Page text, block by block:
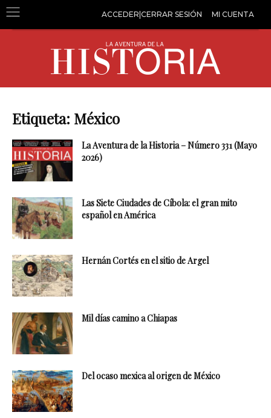
ACCEDER|CERRAR SESIÓN MI CUENTA
Etiqueta: México
La Aventura de la Historia – Número 331 (Mayo
2026)
Las Siete Ciudades de Cíbola: el gran mito
español en América
Hernán Cortés en el sitio de Argel
Mil días camino a Chiapas
Del ocaso mexica al origen de México